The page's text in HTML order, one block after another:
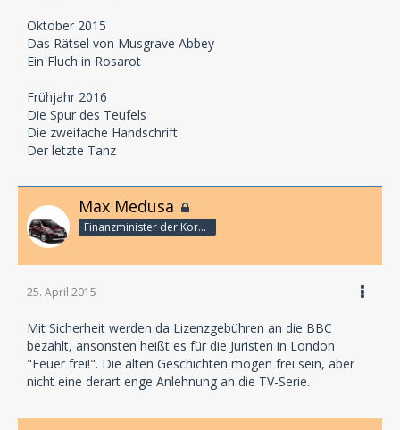
Oktober 2015
Das Rätsel von Musgrave Abbey
Ein Fluch in Rosarot
Frühjahr 2016
Die Spur des Teufels
Die zweifache Handschrift
Der letzte Tanz
Max Medusa
Finanzminister der Korporation
25. April 2015
Mit Sicherheit werden da Lizenzgebühren an die BBC
bezahlt, ansonsten heißt es für die Juristen in London
"Feuer frei!". Die alten Geschichten mögen frei sein, aber
nicht eine derart enge Anlehnung an die TV-Serie.